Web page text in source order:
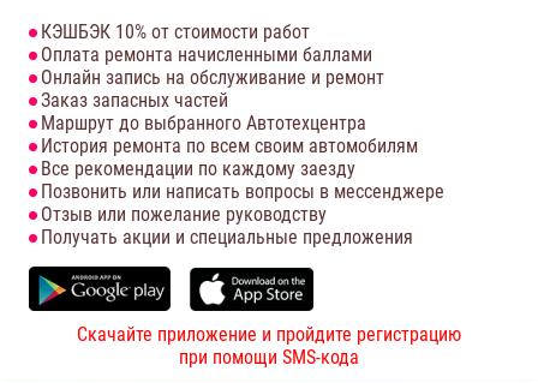
КЭШБЭК 10% от стоимости работ
Оплата ремонта начисленными баллами
Онлайн запись на обслуживание и ремонт
Заказ запасных частей
Маршрут до выбранного Автотехцентра
История ремонта по всем своим автомобилям
Все рекомендации по каждому заезду
Позвонить или написать вопросы в мессенджере
Отзыв или пожелание руководству
Получать акции и специальные предложения
Скачайте приложение и пройдите регистрацию
при помощи SMS-кода